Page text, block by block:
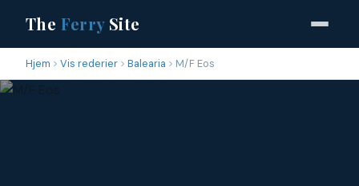
The FerrySite
Hjem Vis rederier Balearia M/F Eos